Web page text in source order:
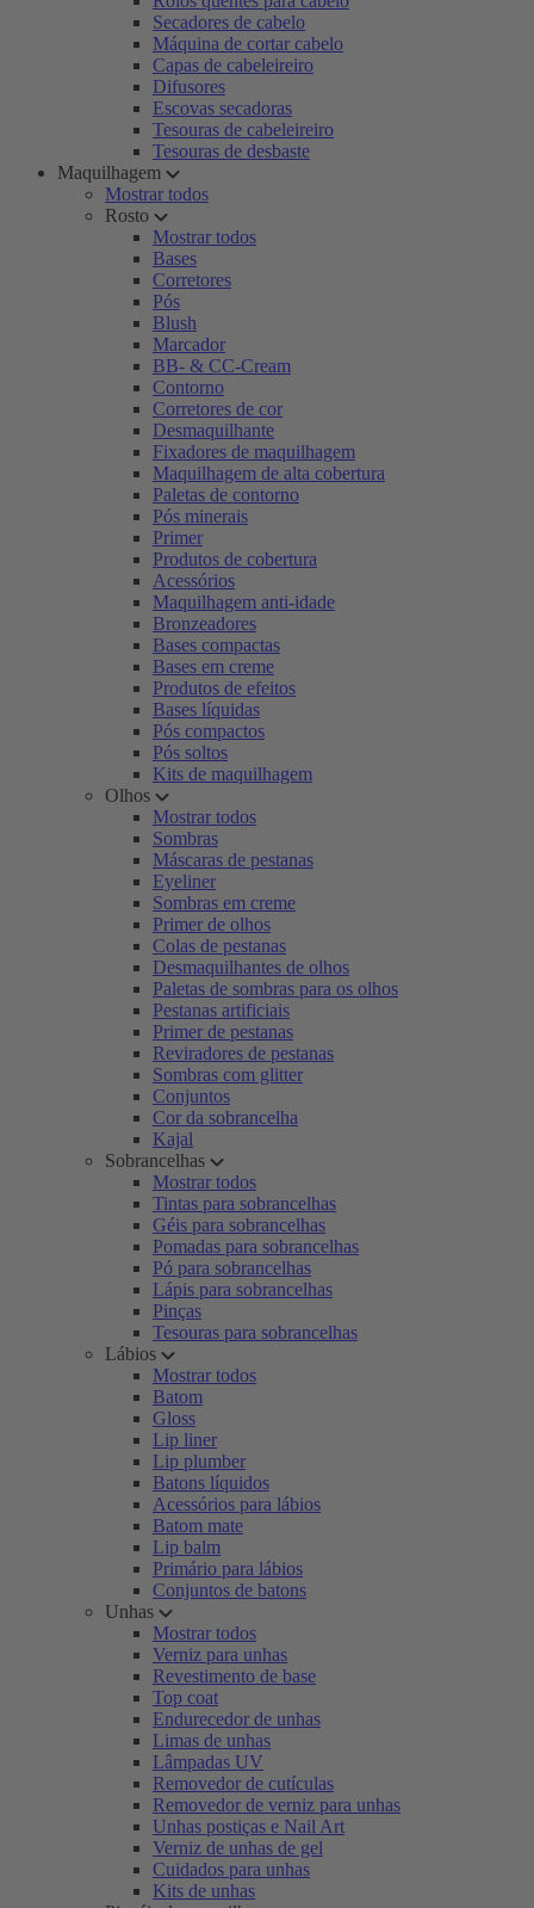
Secadores de cabelo
Máquina de cortar cabelo
Capas de cabeleireiro
Difusores
Escovas secadoras
Tesouras de cabeleireiro
Tesouras de desbaste
Maquilhagem
Mostrar todos
Rosto
Mostrar todos
Bases
Corretores
Pós
Blush
Marcador
BB- & CC-Cream
Contorno
Corretores de cor
Desmaquilhante
Fixadores de maquilhagem
Maquilhagem de alta cobertura
Paletas de contorno
Pós minerais
Primer
Produtos de cobertura
Acessórios
Maquilhagem anti-idade
Bronzeadores
Bases compactas
Bases em creme
Produtos de efeitos
Bases líquidas
Pós compactos
Pós soltos
Kits de maquilhagem
Olhos
Mostrar todos
Sombras
Máscaras de pestanas
Eyeliner
Sombras em creme
Primer de olhos
Colas de pestanas
Desmaquilhantes de olhos
Paletas de sombras para os olhos
Pestanas artificiais
Primer de pestanas
Reviradores de pestanas
Sombras com glitter
Conjuntos
Cor da sobrancelha
Kajal
Sobrancelhas
Mostrar todos
Tintas para sobrancelhas
Géis para sobrancelhas
Pomadas para sobrancelhas
Pó para sobrancelhas
Lápis para sobrancelhas
Pinças
Tesouras para sobrancelhas
Lábios
Mostrar todos
Batom
Gloss
Lip liner
Lip plumber
Batons líquidos
Acessórios para lábios
Batom mate
Lip balm
Primário para lábios
Conjuntos de batons
Unhas
Mostrar todos
Verniz para unhas
Revestimento de base
Top coat
Endurecedor de unhas
Limas de unhas
Lâmpadas UV
Removedor de cutículas
Removedor de verniz para unhas
Unhas postiças e Nail Art
Verniz de unhas de gel
Cuidados para unhas
Kits de unhas